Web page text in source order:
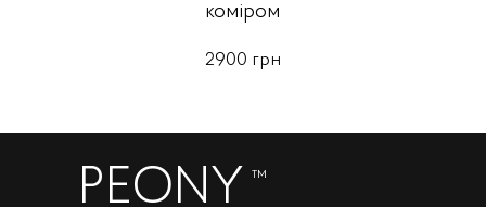
коміром
2900 грн
PEONY ™